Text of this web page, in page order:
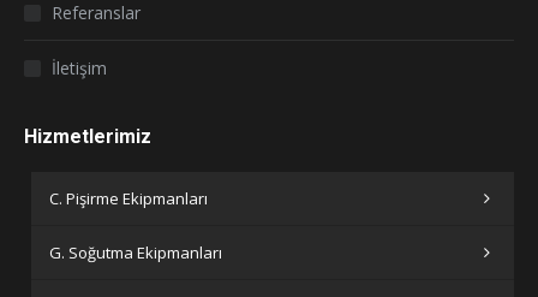
Referanslar
İletişim
Hizmetlerimiz
C. Pişirme Ekipmanları
G. Soğutma Ekipmanları